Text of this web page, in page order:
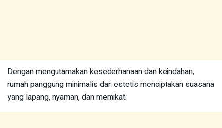
Dengan mengutamakan kesederhanaan dan keindahan,
rumah panggung minimalis dan estetis menciptakan suasana
yang lapang, nyaman, dan memikat.